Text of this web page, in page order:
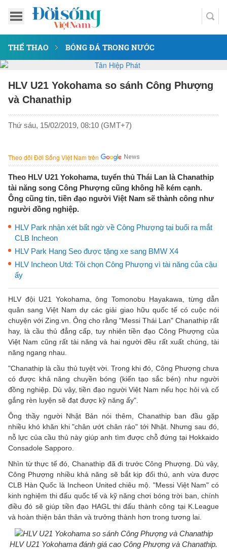
THỂ THAO BÓNG ĐÁ TRONG NƯỚC
HLV U21 Yokohama so sánh Công Phượng
và Chanathip
Thứ sáu, 15/02/2019, 08:10 (GMT+7)
Theo dõi Đời Sống Việt Nam trên
Theo HLV U21 Yokohama, tuyển thủ Thái Lan là Chanathip
tài năng song Công Phượng cũng không hề kém cạnh.
Ông cũng tin, tiền đạo người Việt Nam sẽ thành công như
người đồng nghiệp.
HLV Park nhận xét bất ngờ về Công Phượng tại buổi ra mắt
CLB Incheon
HLV Park Hang Seo được tặng xe sang BMW X4
HLV Incheon Utd: Tôi chọn Công Phượng vì tài năng của cậu
ấy
HLV đội U21 Yokohama, ông Tomonobu Hayakawa, từng dẫn
quân sang Việt Nam dự các giải giao hữu quốc tế có cuộc nói
chuyện với Zing.vn. Ông cho rằng "Messi Thái Lan" Chanathip rất
hay, là cầu thủ đẳng cấp, tuy nhiên tiền đạo Công Phượng của
Việt Nam cũng rất tài năng và hai người đều rất xuất chúng, tài
năng ngang nhau.
"Chanathip là cầu thủ tuyệt vời. Trong khi đó, Công Phượng chưa
có được khả năng chuyền bóng (kiến tạo sắc bén) như người
đồng nghiệp. Dù vậy, tiền đạo người Việt Nam nếu học hỏi và cố
gắng rèn luyện sẽ đạt được kỹ năng ấy".
Ông thầy người Nhật Bản nói thêm, Chanathip ban đầu gặp
nhiều khó khăn khi "chân ướt chân ráo" tới Nhật. Nhưng sau đó,
nỗ lực của cầu thủ này giúp anh tìm được chỗ đứng tại Hokkaido
Consadole Sapporo.
Nhìn từ thực tế đó, Chanathip đã đi trước Công Phượng. Dù vậy,
Công Phượng nhiều khả năng sẽ bắt kịp đối thủ, anh vừa được
CLB Hàn Quốc là Incheon United chiêu mộ. "Messi Việt Nam" có
kinh nghiệm thi đấu quốc tế và kỹ năng chơi bóng trời ban, chính
điều đó sẽ giúp tiền đạo HAGL thi đấu thành công tại K.League
và hoàn thiện bản thân và trưởng thành hơn trong tương lai.
HLV U21 Yokohama đánh giá cao Công Phượng và Chanathip.